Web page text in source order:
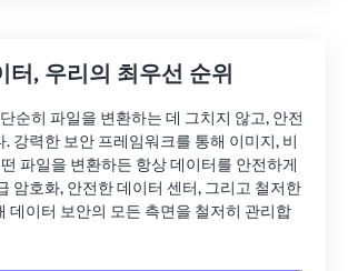
터, 우리의 최우선 순위
순히 파일을 변환하는 데 그치지 않고, 안전
강력한 보안 프레임워크를 통해 이미지, 비
파일을 변환하든 항상 데이터를 안전하게
암호화, 안전한 데이터 센터, 그리고 철저한
데이터 보안의 모든 측면을 철저히 관리합